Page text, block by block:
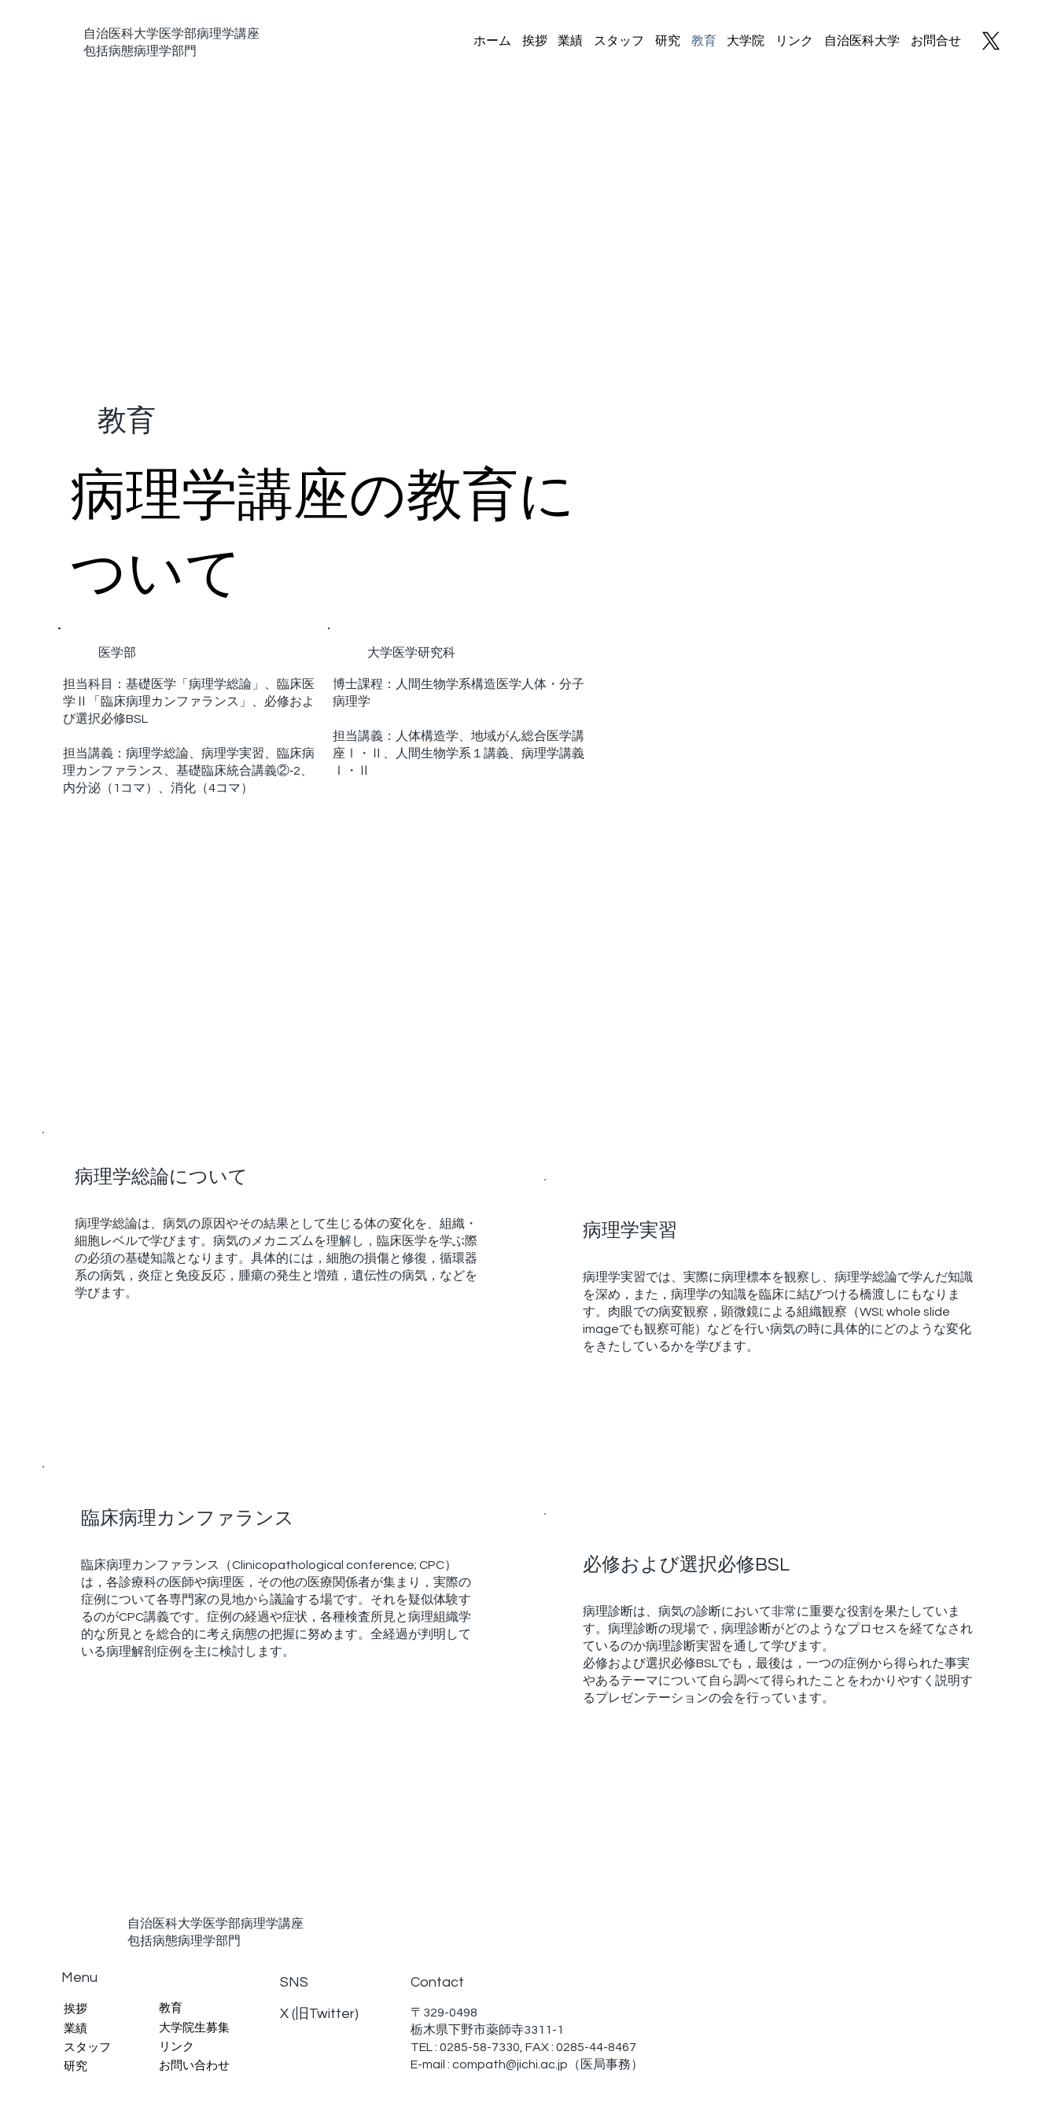
自治医科大学医学部病理学講座
包括病態病理学部門
ホーム 挨拶 業績 スタッフ 研究 教育 大学院 リンク 自治医科大学 お問合せ
教育
病理学講座の教育に
ついて
医学部
担当科目：基礎医学「病理学総論」、臨床医
学Ⅱ「臨床病理カンファランス」、必修およ
び選択必修BSL
担当講義：病理学総論、病理学実習、臨床病
理カンファランス、基礎臨床統合講義②‐2、
内分泌（1コマ）、消化（4コマ）
大学医学研究科
博士課程：人間生物学系構造医学人体・分子
病理学
担当講義：人体構造学、地域がん総合医学講
座Ⅰ・Ⅱ、人間生物学系１講義、病理学講義
Ⅰ・Ⅱ
病理学総論について
病理学総論は、病気の原因やその結果として生じる体の変化を、組織・
細胞レベルで学びます。病気のメカニズムを理解し，臨床医学を学ぶ際
の必須の基礎知識となります。具体的には，細胞の損傷と修復，循環器
系の病気，炎症と免疫反応，腫瘍の発生と増殖，遺伝性の病気，などを
学びます。
臨床病理カンファランス
臨床病理カンファランス（Clinicopathological conference; CPC）
は，各診療科の医師や病理医，その他の医療関係者が集まり，実際の
症例について各専門家の見地から議論する場です。それを疑似体験す
るのがCPC講義です。症例の経過や症状，各種検査所見と病理組織学
的な所見とを総合的に考え病態の把握に努めます。全経過が判明して
いる病理解剖症例を主に検討します。
病理学実習
病理学実習では、実際に病理標本を観察し、病理学総論で学んだ知識
を深め，また，病理学の知識を臨床に結びつける橋渡しにもなりま
す。肉眼での病変観察，顕微鏡による組織観察（WSI; whole slide
imageでも観察可能）などを行い病気の時に具体的にどのような変化
をきたしているかを学びます。
必修および選択必修BSL
病理診断は、病気の診断において非常に重要な役割を果たしていま
す。病理診断の現場で，病理診断がどのようなプロセスを経てなされ
ているのか病理診断実習を通して学びます。
必修および選択必修BSLでも，最後は，一つの症例から得られた事実
やあるテーマについて自ら調べて得られたことをわかりやすく説明す
るプレゼンテーションの会を行っています。
自治医科大学医学部病理学講座
包括病態病理学部門
Menu
挨拶
業績
スタッフ
研究
教育
大学院生募集
リンク
お問い合わせ
SNS
X (旧Twitter)
〒329-0498
栃木県下野市薬師寺3311-1
TEL : 0285-58-7330, FAX : 0285-44-8467
E-mail :compath@jichi.ac.jp （医局事務）
Contact